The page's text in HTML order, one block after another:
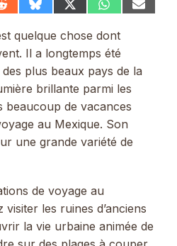
Share
Reddit
Share
Bluesky
Share
X
(Twitter)
Share
WhatsApp
Share
quelque chose dont
Il a longtemps été
plus beaux pays de la
brillante parmi les
beaucoup de vacances
au Mexique. Son
une grande variété de
de voyage au
les ruines d’anciens
la vie urbaine animée de